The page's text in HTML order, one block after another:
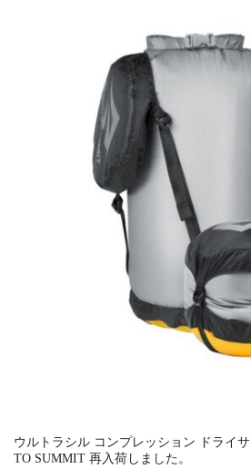
ウルトラシル コンプレッション ドライ
TO SUMMIT 再入荷しました。